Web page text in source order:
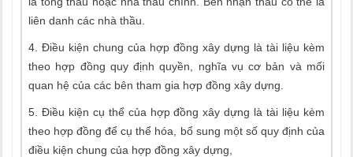
liên danh các nhà thầu.
4. Điều kiện chung của hợp đồng xây dựng là tài liệu kèm
theo hợp đồng quy định quyền, nghĩa vụ cơ bản và mối
quan hệ của các bên tham gia hợp đồng xây dựng.
5. Điều kiện cụ thể của hợp đồng xây dựng là tài liệu kèm
theo hợp đồng để cụ thể hóa, bổ sung một số quy định của
điều kiện chung của hợp đồng xây dựng,